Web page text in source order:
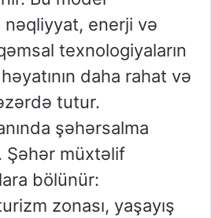
enerji və
texnologiyaların
daha rahat və
tutur.
şəhərsalma
Şəhər müxtəlif
bölünür:
zonası, yaşayış